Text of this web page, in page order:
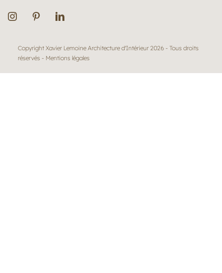
Copyright Xavier Lemoine Architecture d'Intérieur 2026 - Tous droits
réservés - Mentions légales